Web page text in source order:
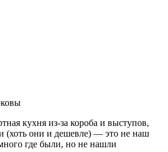
кухня из-за короба и выступов,
(хоть они и дешевле) — это не наш
где были, но не нашли